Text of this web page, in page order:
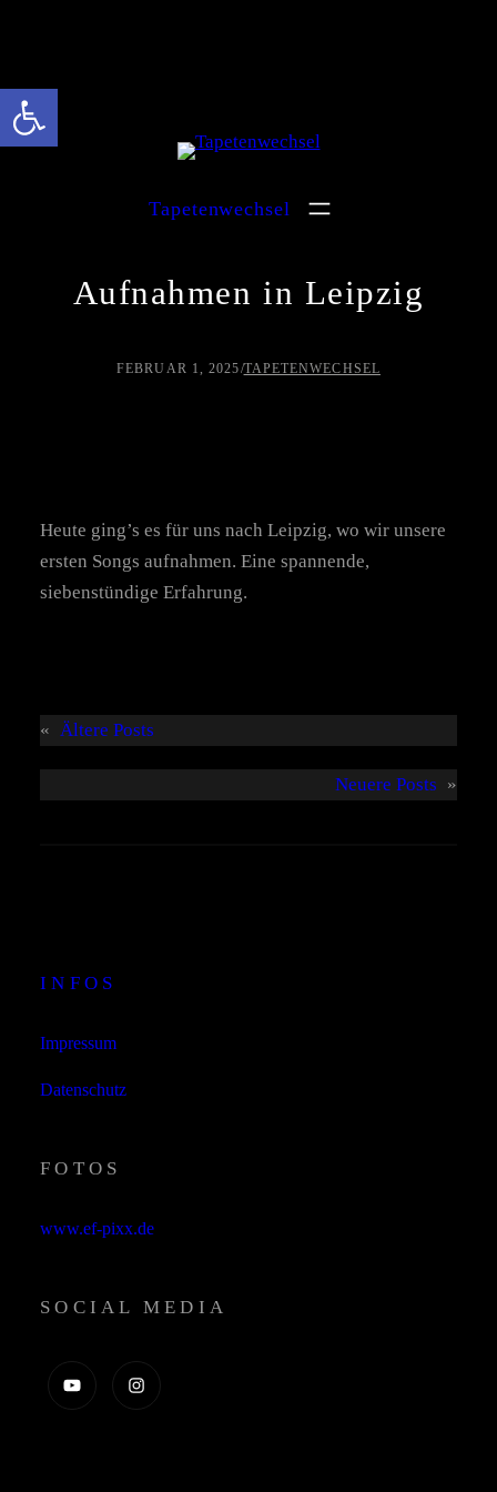
Direkt
zum
Tapetenwechsel
Aufnahmen in Leipzig
FEBRUAR 1, 2025/TAPETENWECHSEL
Heute ging’s es für uns nach Leipzig, wo wir unsere
ersten Songs aufnahmen. Eine spannende,
siebenstündige Erfahrung.
« Ältere Posts
Neuere Posts »
INFOS
Impressum
Datenschutz
FOTOS
www.ef-pixx.de
SOCIAL MEDIA
instagram
Werkzeugleiste öffnen